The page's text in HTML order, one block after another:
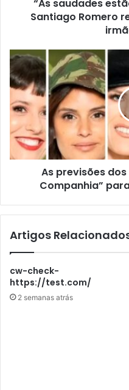
“As saudades
Santiago Romero
As previsões
Companhia”
Artigos
cw-check-
https://test.com/
2 semanas atrás